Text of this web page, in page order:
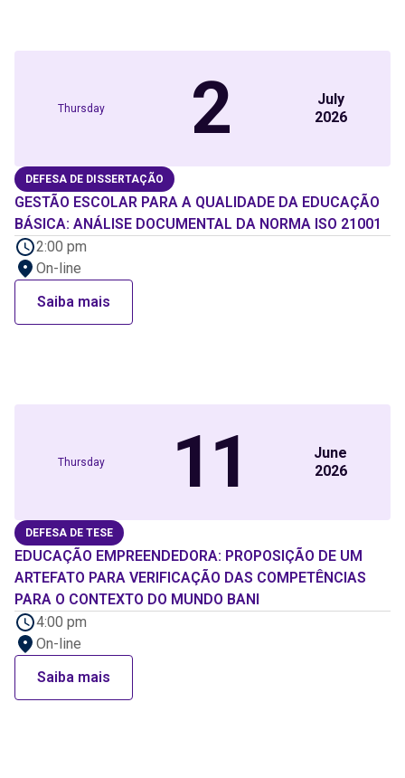
Thursday 2
July
2026
DEFESA DE DISSERTAÇÃO
GESTÃO ESCOLAR PARA A QUALIDADE DA EDUCAÇÃO
BÁSICA: ANÁLISE DOCUMENTAL DA NORMA ISO 21001
2:00 pm
On-line
Saiba mais
Thursday 11
June
2026
DEFESA DE TESE
EDUCAÇÃO EMPREENDEDORA: PROPOSIÇÃO DE UM
ARTEFATO PARA VERIFICAÇÃO DAS COMPETÊNCIAS
PARA O CONTEXTO DO MUNDO BANI
4:00 pm
On-line
Saiba mais